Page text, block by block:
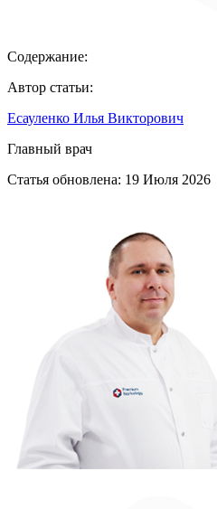
Содержание:
Автор статьи:
Есауленко Илья Викторович
Главный врач
Статья обновлена: 19 Июля 2026